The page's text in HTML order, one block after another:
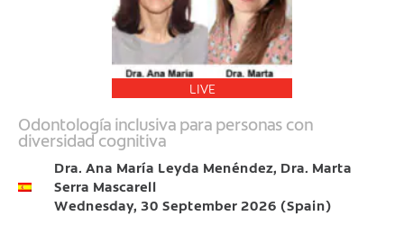
LIVE
Odontología inclusiva para personas con
diversidad cognitiva
Dra. Ana María Leyda Menéndez, Dra. Marta
Serra Mascarell
Wednesday, 30 September 2026 (Spain)